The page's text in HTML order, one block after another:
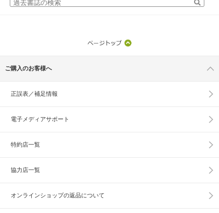
ご購入のお客様へ
正誤表／補足情報
電子メディアサポート
特約店一覧
協力店一覧
オンラインショップの返品について